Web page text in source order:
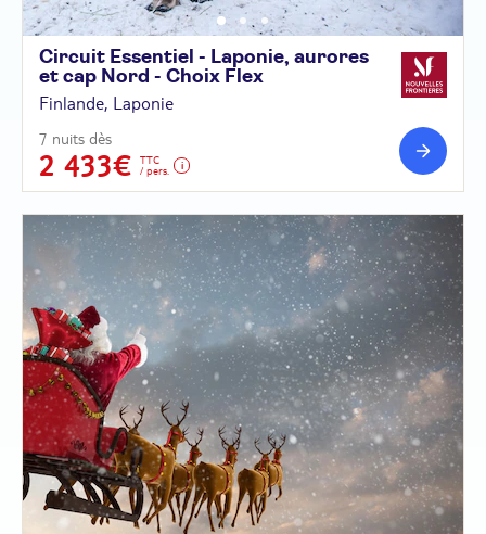
Circuit Essentiel - Laponie, aurores
et cap Nord - Choix Flex
Finlande, Laponie
7 nuits dès
2 433€
TTC
/ pers.